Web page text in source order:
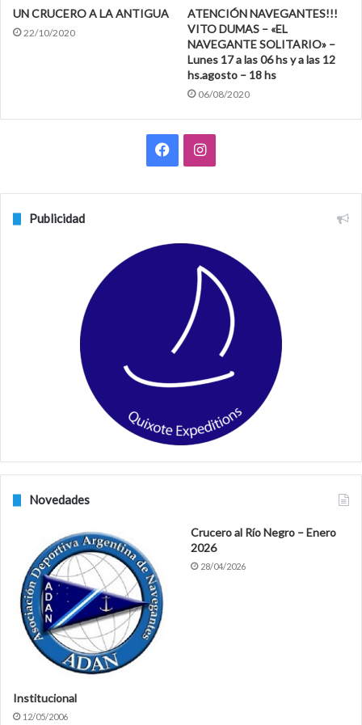
UN CRUCERO A LA ANTIGUA
22/10/2020
ATENCIÓN NAVEGANTES!!!
VITO DUMAS – «EL
NAVEGANTE SOLITARIO» –
Lunes 17 a las 06 hs y a las 12
hs.agosto – 18 hs
06/08/2020
e
o
I
t
a
a
Publicidad
Novedades
Institucional
12/05/2006
Crucero al Río Negro – Enero
2026
28/04/2026